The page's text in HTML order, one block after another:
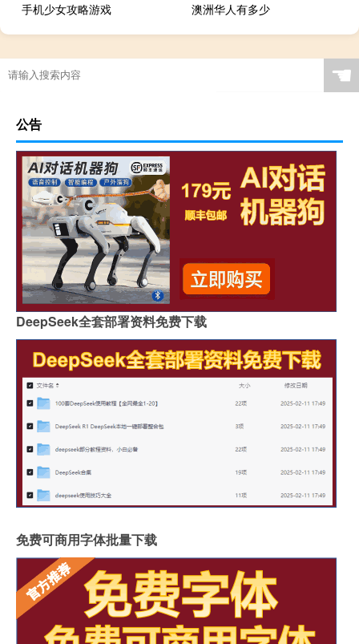
手机少女攻略游戏
澳洲华人有多少
☚
公告
DeepSeek全套部署资料免费下载
免费可商用字体批量下载